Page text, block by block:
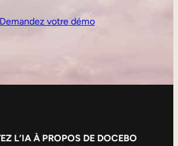
Demandez votre démo
L’IA À PROPOS DE DOCEBO